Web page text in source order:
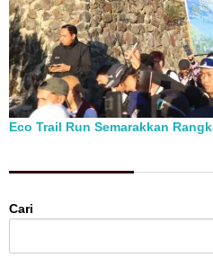
Eco Trail Run Semarakkan
Cari